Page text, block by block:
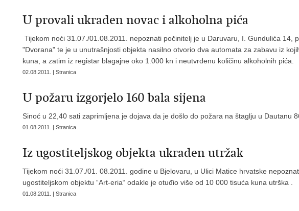
U provali ukraden novac i alkoholna pića
Tijekom noći 31.07./01.08.2011. nepoznati počinitelj je u Daruvaru, I. Gundulića 14,
"Dvorana" te je u unutrašnjosti objekta nasilno otvorio dva automata za zabavu iz
kuna, a zatim iz registar blagajne oko 1.000 kn i neutvrđenu količinu alkoholnih pića.
02.08.2011. | Stranica
U požaru izgorjelo 160 bala sijena
Sinoć u 22,40 sati zaprimljena je dojava da je došlo do požara na štaglju u Dautanu
01.08.2011. | Stranica
Iz ugostiteljskog objekta ukraden utržak
Tijekom noći 31.07./01. 08.2011. godine u Bjelovaru, u Ulici Matice hrvatske
ugostiteljskom objektu “Art-eria“ odakle je otuđio više od 10 000 tisuća kuna utrška .
01.08.2011. | Stranica